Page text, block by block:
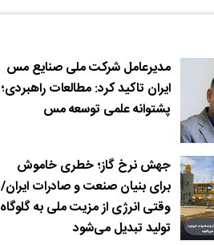
مدیرعامل شرکت ملی صنایع مس
ایران تاکید کرد: مطالعات راهبردی؛
پشتوانه علمی توسعه مس
جهش نرخ گاز؛ خطری خاموش
برای بنیان صنعت و صادرات ایران/
وقتی انرژی از مزیت ملی به گلوگاه
تولید تبدیل می‌شود